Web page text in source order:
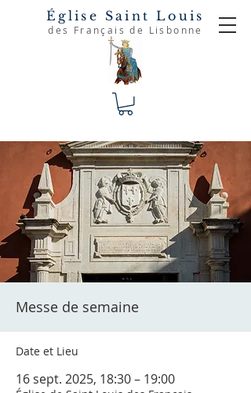
Église Saint Louis
des Français de Lisbonne
Messe de semaine
Date et Lieu
16 sept. 2025, 18:30 – 19:00